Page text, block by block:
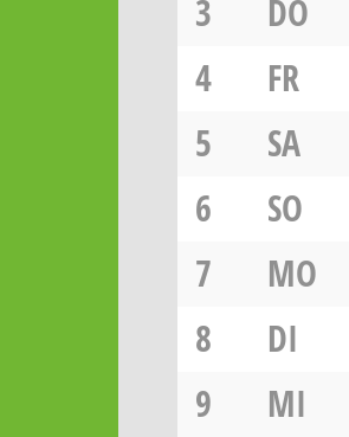
3
DO
4
FR
5
SA
6
SO
7
MO
8
DI
9
MI